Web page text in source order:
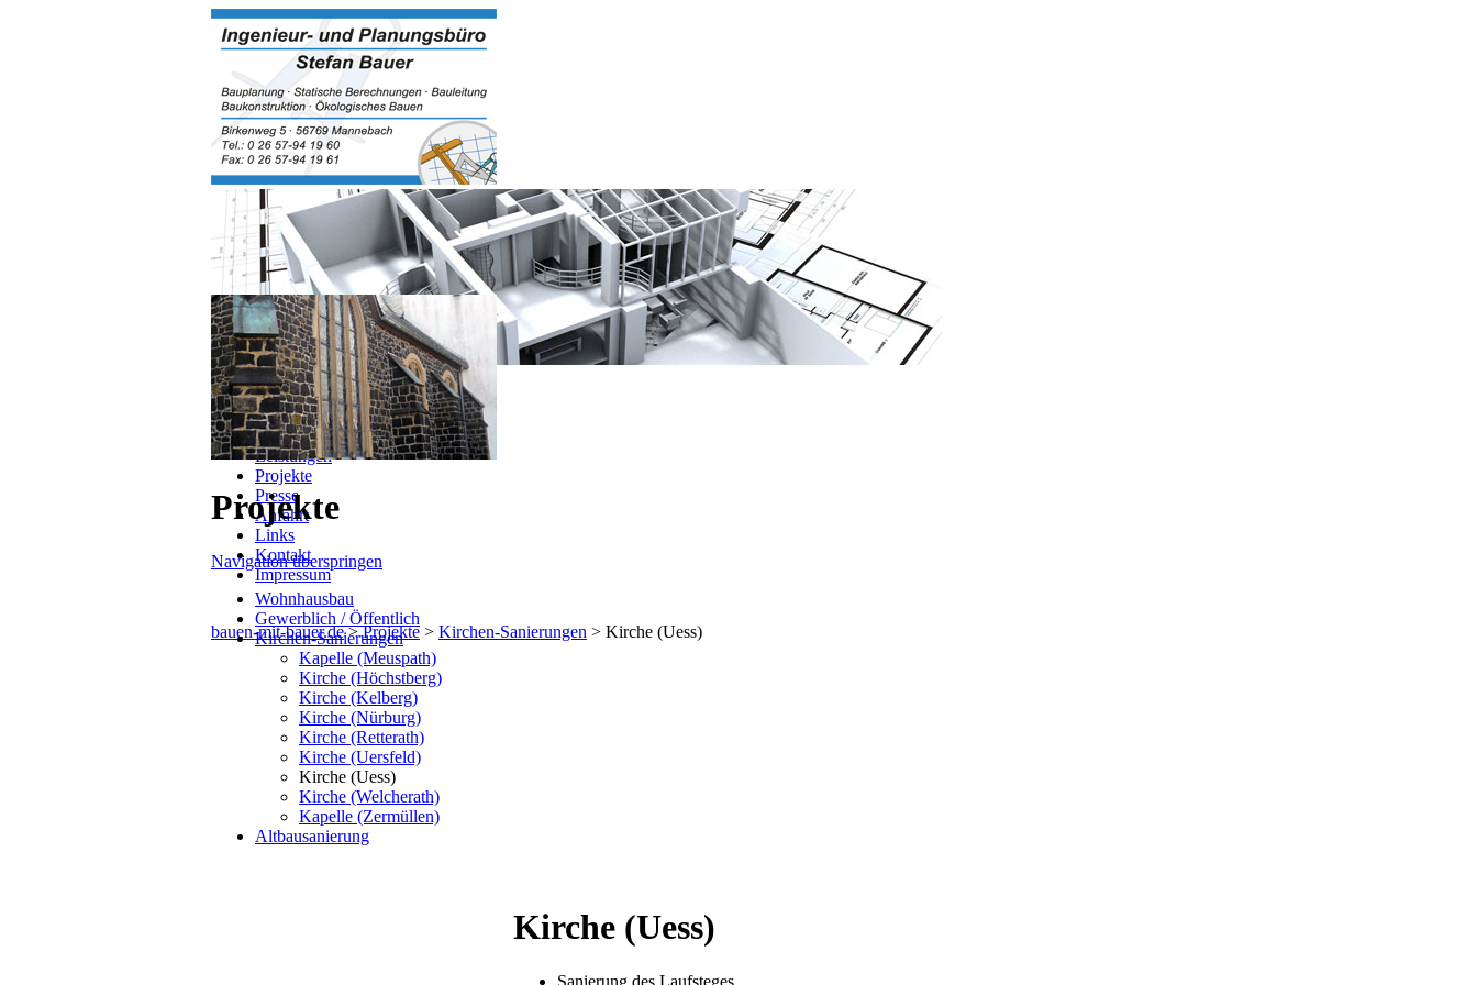
Navigation überspringen
Home
Über Mich
Leistungen
Projekte
Presse
Anfahrt
Links
Kontakt
Impressum
bauen-mit-bauer.de>Projekte > Kirchen-Sanierungen > Kirche (Uess)
Projekte
Navigation überspringen
Wohnhausbau
Gewerblich / Öffentlich
Kirchen-Sanierungen
Kapelle (Meuspath)
Kirche (Höchstberg)
Kirche (Kelberg)
Kirche (Nürburg)
Kirche (Retterath)
Kirche (Uersfeld)
Kirche (Uess)
Kirche (Welcherath)
Kapelle (Zermüllen)
Altbausanierung
Kirche (Uess)
Sanierung des Laufsteges